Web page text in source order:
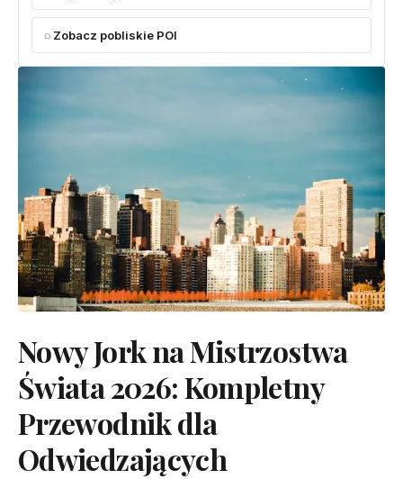
Zobacz pobliskie POI
Nowy Jork na Mistrzostwa
Świata 2026: Kompletny
Przewodnik dla
Odwiedzających